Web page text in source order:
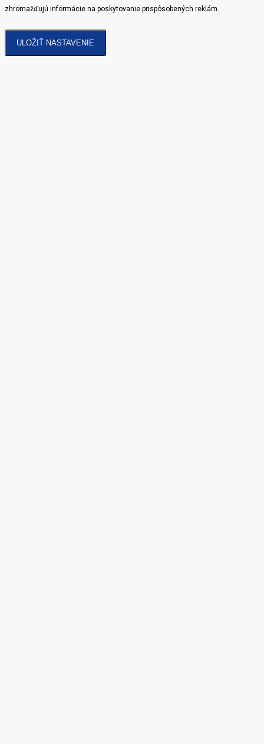
zhromažďujú informácie na poskytovanie prispôsobených reklám.
ULOŽIŤ NASTAVENIE